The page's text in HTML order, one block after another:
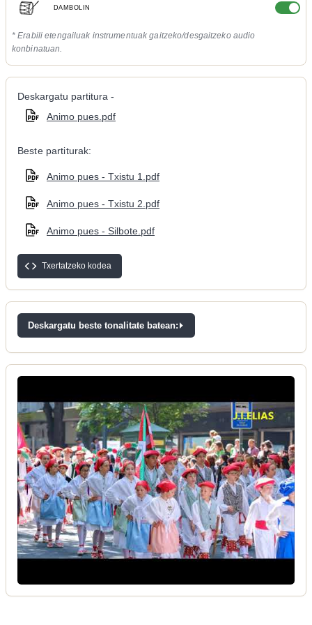
DAMBOLIN
* Erabili etengailuak instrumentuak gaitzeko/desgaitzeko audio
konbinatuan.
Deskargatu partitura -
Animo pues.pdf
Beste partiturak:
Animo pues - Txistu 1.pdf
Animo pues - Txistu 2.pdf
Animo pues - Silbote.pdf
Txertatzeko kodea
Deskargatu beste tonalitate batean: